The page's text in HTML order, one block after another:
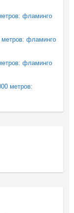
фламинго
метров: фламинго
фламинго
метров: